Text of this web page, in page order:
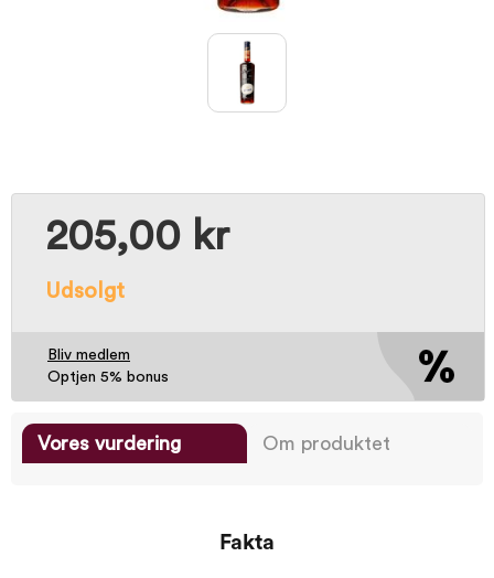
205,00 kr
Udsolgt
Bliv medlem
Optjen 5% bonus
Vores vurdering Om produktet
Fakta